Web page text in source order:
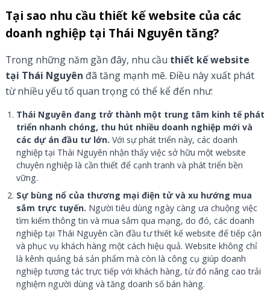
Tại sao nhu cầu thiết kế website của các
doanh nghiệp tại Thái Nguyên tăng?
Trong những năm gần đây, nhu cầu thiết kế website
tại Thái Nguyên đã tăng mạnh mẽ. Điều này xuất phát
từ nhiều yếu tố quan trọng có thể kể đến như:
Thái Nguyên đang trở thành một trung tâm kinh tế phát
triển nhanh chóng, thu hút nhiều doanh nghiệp mới và
các dự án đầu tư lớn. Với sự phát triển này, các doanh
nghiệp tại Thái Nguyên nhận thấy việc sở hữu một website
chuyên nghiệp là cần thiết để cạnh tranh và phát triển bền
vững.
Sự bùng nổ của thương mại điện tử và xu hướng mua
sắm trực tuyến. Người tiêu dùng ngày càng ưa chuộng việc
tìm kiếm thông tin và mua sắm qua mạng, do đó, các doanh
nghiệp tại Thái Nguyên cần đầu tư thiết kế website để tiếp cận
và phục vụ khách hàng một cách hiệu quả. Website không chỉ
là kênh quảng bá sản phẩm mà còn là công cụ giúp doanh
nghiệp tương tác trực tiếp với khách hàng, từ đó nâng cao trải
nghiệm người dùng và tăng doanh số bán hàng.